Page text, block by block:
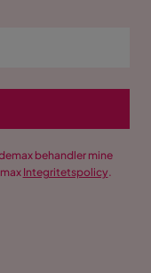
behandler mine
Integritetspolicy.